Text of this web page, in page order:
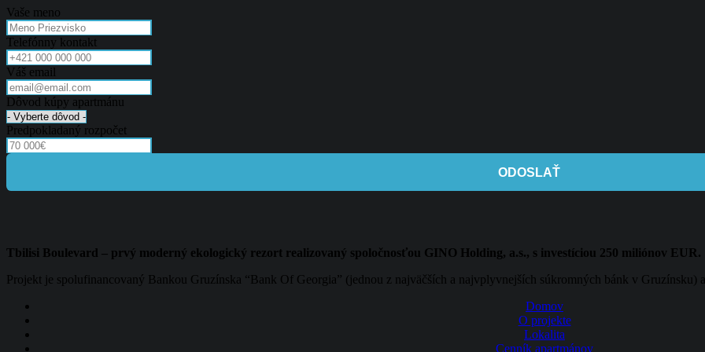
Vaše meno
Telefónny kontakt
Váš email
Dôvod kúpy apartmánu
Predpokladaný rozpočet
ODOSLAŤ
Tbilisi Boulevard – prvý moderný ekologický rezort realizovaný spoločnosťou GINO Holding, a.s., s investíciou 250 miliónov EUR.
Projekt je spolufinancovaný Bankou Gruzínska “Bank Of Georgia” (jednou z najväčších a najvplyvnejších súkromných bánk v Gruzínsku)
Domov
O projekte
Lokalita
Cenník apartmánov